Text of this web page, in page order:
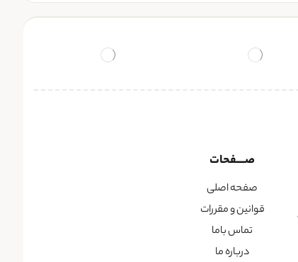
صــــفحات
صفحه اصلی
قوانین و مقررات
تماس باما
درباره ما